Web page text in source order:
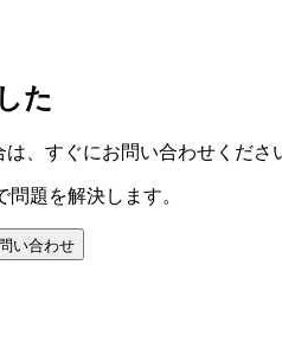
た
、すぐにお問い合わせくださ
題を解決します。
い合わせ